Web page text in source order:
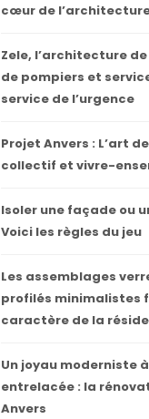
cœur de
Zele, l’architecture
de pompiers et
service de l’urgence
Projet Anvers : L’art
collectif et vivre-
Isoler une façade ou
Voici les règles du jeu
Les assemblages
profilés minimalistes
caractère de la
Un joyau moderniste
entrelacée : la
Anvers